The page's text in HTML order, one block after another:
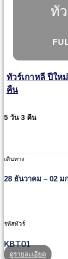
ทั
ทัวร์เกาหลี ปีให
คืน
5 วัน 3 คืน
เดินทาง :
28 ธันวาคม – 02 ม
รหัสทัวร์
KBT01
ดูรายละเอียด